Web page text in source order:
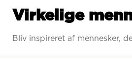
Virkelige
Bliv inspireret af mennesker,